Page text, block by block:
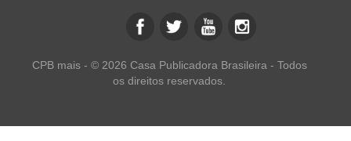
CPB mais - © 2026 Casa Publicadora Brasileira - Todos
os direitos reservados.